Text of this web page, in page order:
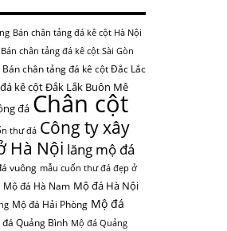
Bán chân tảng đá kê cột Hà Nội
Bán chân tảng đá kê cột Sài Gòn
Bán chân tảng đá kê cột Đắc Lắc
kê cột Đắk Lắk Buôn Mê
đá Chân cột
thư đá Công ty xây
Hà Nội lăng mộ đá
vuông mẫu cuốn thư đá đẹp ở
Mộ đá Hà Nam Mộ đá Hà Nội
Mộ đá Hải Phòng Mộ đá
đá Quảng Bình Mộ đá Quảng